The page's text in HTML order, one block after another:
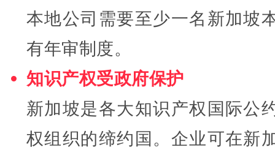
本地公司需要至少一名新加坡
有年审制度。
知识产权受政府保护
新加坡是各大知识产权国际公
权组织的缔约国。 企业可在新